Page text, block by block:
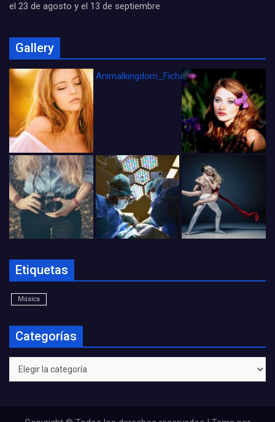
el 23 de agosto y el 13 de septiembre
Gallery
Animalkingdom_FichaCine
Etiquetas
Música
Categorías
Categorías